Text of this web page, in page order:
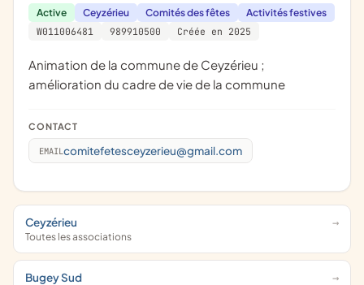
Active Ceyzérieu Comités des fêtes
Activités festives
W011006481
989910500 Créée en 2025
animation de la commune de Ceyzérieu ;
amélioration du cadre de vie de la commune
CONTACT
EMAIL comitefetesceyzerieu@gmail.com
Ceyzérieu
Toutes les associations
Bugey Sud